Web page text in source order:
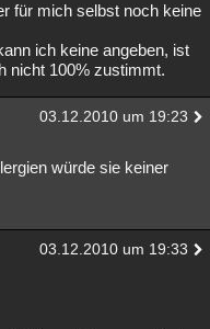
Neue Geschlossen
für mich selbst noch keine
ich keine angeben, ist
nicht 100% zustimmt.
03.12.2010 um 19:23
würde sie keiner
03.12.2010 um 19:33